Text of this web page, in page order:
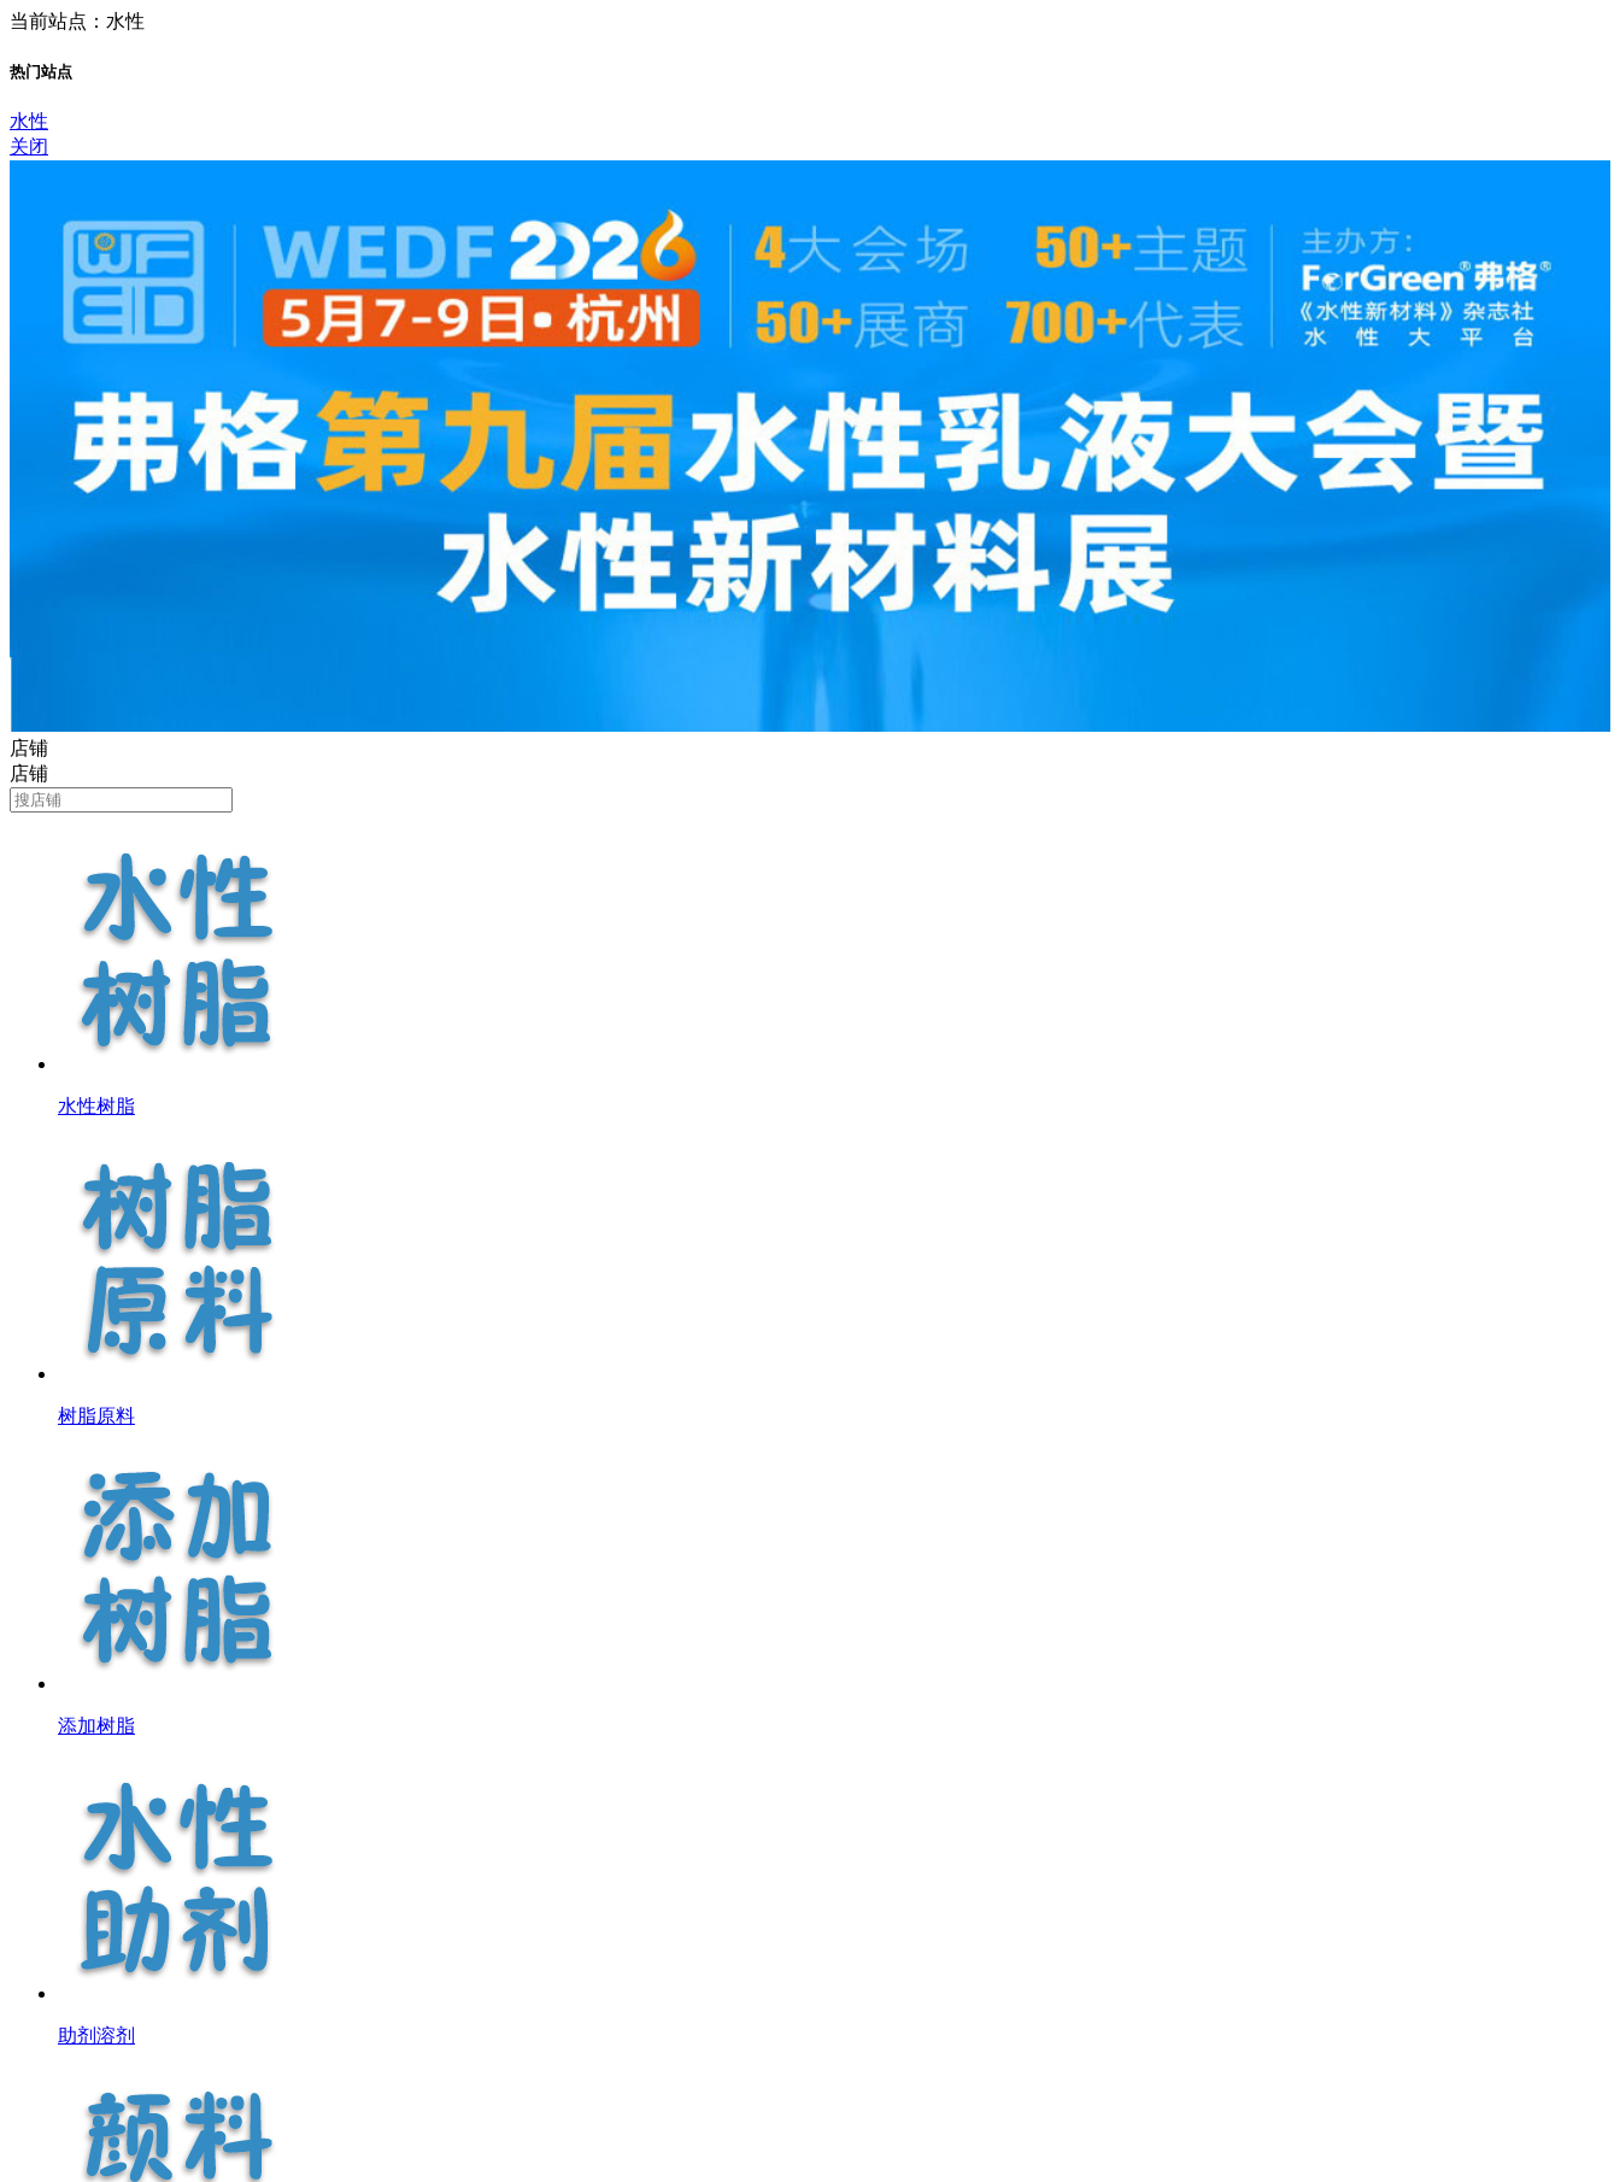
当前站点：水性
热门站点
水性
关闭
店铺
店铺
水性树脂
树脂原料
添加树脂
助剂溶剂